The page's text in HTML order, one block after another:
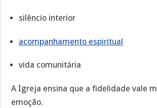
silêncio interior
acompanhamento espiritual
vida comunitária
A Igreja ensina que a fidelidade vale
emoção.